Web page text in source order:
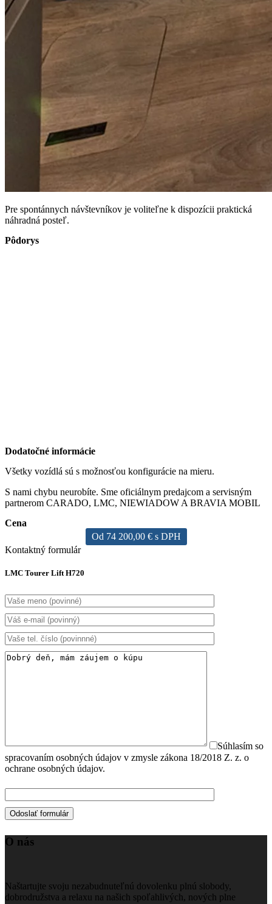
Pre spontánnych návštevníkov je voliteľne k dispozícii praktická
náhradná posteľ.
Pôdorys
Dodatočné informácie
Všetky vozídlá sú s možnosťou konfigurácie na mieru.
S nami chybu neurobíte. Sme oficiálnym predajcom a servisným
partnerom CARADO, LMC, NIEWIADOW A BRAVIA MOBIL
Cena
Od 74 200,00 € s DPH
Kontaktný formulár
LMC Tourer Lift H720
Súhlasím so
spracovaním osobných údajov v zmysle zákona 18/2018 Z. z. o
ochrane osobných údajov.
O nás
Naštartujte svoju nezabudnuteľnú dovolenku plnú slobody,
dobrodružstva a relaxu na našich spoľahlivých, nových plne